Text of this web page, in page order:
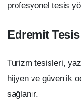
profesyonel tesis
Edremit
Turizm tesisleri,
hijyen ve güvenlik
sağlanır.